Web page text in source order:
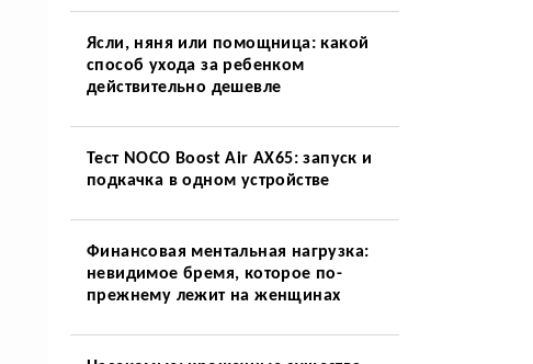
Ясли, няня или помощница: какой
способ ухода за ребенком
действительно дешевле
Тест NOCO Boost Air AX65: запуск и
подкачка в одном устройстве
Финансовая ментальная нагрузка:
невидимое бремя, которое по-
прежнему лежит на женщинах